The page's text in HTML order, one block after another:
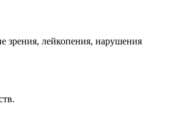
зрения, лейкопения, нарушения